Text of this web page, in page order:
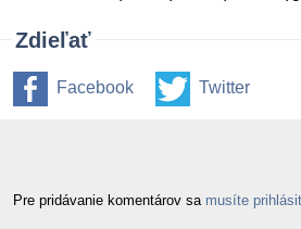
Zdieľať
Facebook Twitter
Pre pridávanie komentárov sa musíte